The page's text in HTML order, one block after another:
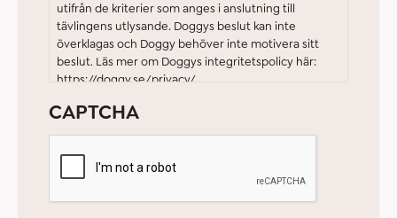
utifrån de kriterier som anges i anslutning till
tävlingens utlysande. Doggys beslut kan inte
överklagas och Doggy behöver inte motivera sitt
beslut. Läs mer om Doggys integritetspolicy här:
https://doggy.se/privacy/
CAPTCHA